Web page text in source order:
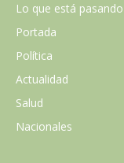
Lo que está pasando
Portada
Política
Actualidad
Salud
Nacionales